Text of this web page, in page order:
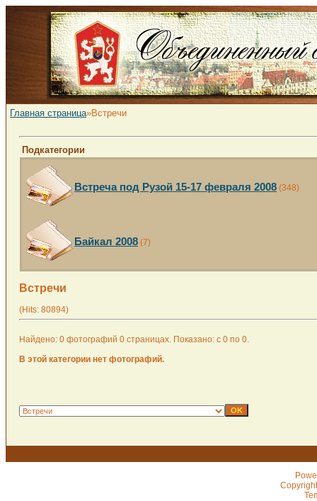
Главная страница»Встречи
Подкатегории
Встреча под Рузой 15-17 февраля 2008 (348)
Байкал 2008 (7)
Встречи
(Hits: 80894)
Найдено: 0 фотографий 0 страницах. Показано: с 0 по 0.
В этой категории нет фотографий.